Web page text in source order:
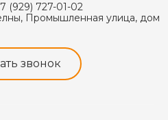
(929) 727-01-02
Промышленная улица, дом
звонок